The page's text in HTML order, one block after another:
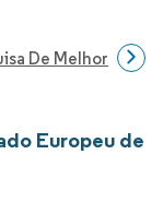
De Melhorias
Europeu de